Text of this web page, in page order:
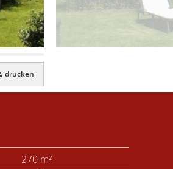
drucken
270 m²